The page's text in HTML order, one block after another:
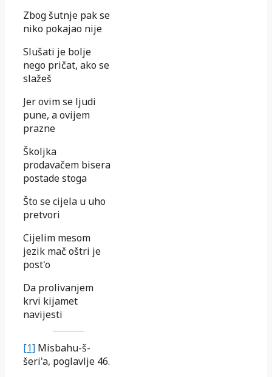
Zbog šutnje pak se
niko pokajao nije
Slušati je bolje
nego pričat, ako se
slažeš
Jer ovim se ljudi
pune, a ovijem
prazne
Školjka
prodavačem bisera
postade stoga
Što se cijela u uho
pretvori
Cijelim mesom
jezik mač oštri je
post'o
Da prolivanjem
krvi kijamet
navijesti
[1] Misbahu-š-
šeri'a, poglavlje 46.